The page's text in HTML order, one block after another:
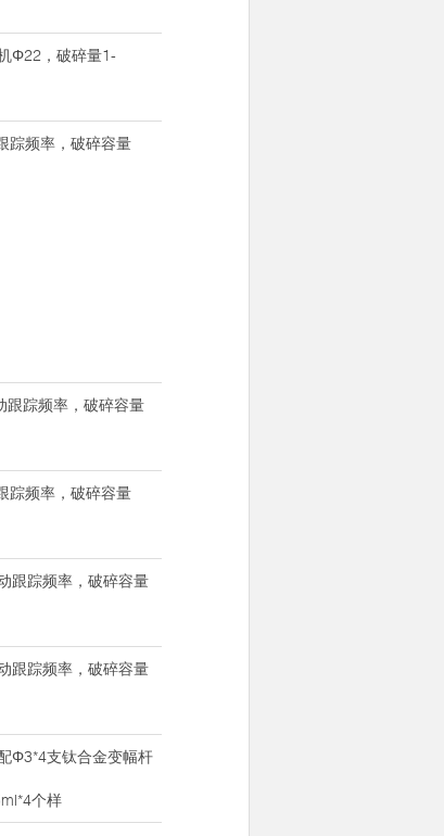
Φ22，破碎量1-
踪频率，破碎容量
跟踪频率，破碎容量
踪频率，破碎容量
跟踪频率，破碎容量
跟踪频率，破碎容量
Φ3*4支钛合金变幅杆
个样